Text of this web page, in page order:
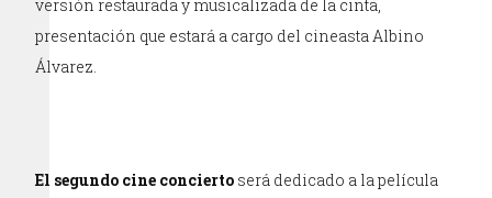
versión restaurada y musicalizada de la cinta,
presentación que estará a cargo del cineasta Albino
Álvarez.
El segundo cine concierto será dedicado a la película